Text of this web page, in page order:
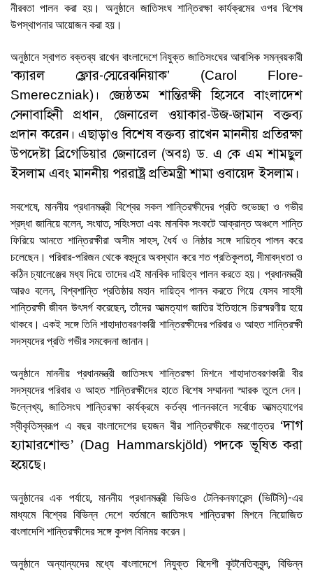
নীরবতা পালন করা হয়। অনুষ্ঠানে জাতিসংঘ শান্তিরক্ষা কার্যক্রমের ওপর বিশেষ
উপস্থাপনার আয়োজন করা হয়।
অনুষ্ঠানে স্বাগত বক্তব্য রাখেন বাংলাদেশে নিযুক্ত জাতিসংঘের আবাসিক সমন্বয়কারী
‘ক্যারল ফ্লোর-স্মেরেঝনিয়াক’ (Carol Flore-
Smereczniak)। জ্যেষ্ঠতম শান্তিরক্ষী হিসেবে বাংলাদেশ
সেনাবাহিনী প্রধান, জেনারেল ওয়াকার-উজ-জামান বক্তব্য
প্রদান করেন। এছাড়াও বিশেষ বক্তব্য রাখেন মাননীয় প্রতিরক্ষা
উপদেষ্টা ব্রিগেডিয়ার জেনারেল (অবঃ) ড. এ কে এম শামছুল
ইসলাম এবং মাননীয় পররাষ্ট্র প্রতিমন্ত্রী শামা ওবায়েদ ইসলাম।
সবশেষে, মাননীয় প্রধানমন্ত্রী বিশ্বের সকল শান্তিরক্ষীদের প্রতি শুভেচ্ছা ও গভীর
শ্রদ্ধা জানিয়ে বলেন, সংঘাত, সহিংসতা এবং মানবিক সংকটে আক্রান্ত অঞ্চলে শান্তি
ফিরিয়ে আনতে শান্তিরক্ষীরা অসীম সাহস, ধৈর্য ও নিষ্ঠার সঙ্গে দায়িত্ব পালন করে
চলেছেন। পরিবার-পরিজন থেকে বহুদূরে অবস্থান করে শত প্রতিকূলতা, সীমাবদ্ধতা ও
কঠিন চ্যালেঞ্জের মধ্য দিয়ে তাদের এই মানবিক দায়িত্ব পালন করতে হয়। প্রধানমন্ত্রী
আরও বলেন, বিশ্বশান্তি প্রতিষ্ঠার মহান দায়িত্ব পালন করতে গিয়ে যেসব সাহসী
শান্তিরক্ষী জীবন উৎসর্গ করেছেন, তাঁদের আত্মত্যাগ জাতির ইতিহাসে চিরস্মরণীয় হয়ে
থাকবে। একই সঙ্গে তিনি শাহাদাতবরণকারী শান্তিরক্ষীদের পরিবার ও আহত শান্তিরক্ষী
সদস্যদের প্রতি গভীর সমবেদনা জানান।
অনুষ্ঠানে মাননীয় প্রধানমন্ত্রী জাতিসংঘ শান্তিরক্ষা মিশনে শাহাদাতবরণকারী বীর
সদস্যদের পরিবার ও আহত শান্তিরক্ষীদের হাতে বিশেষ সম্মাননা স্মারক তুলে দেন।
উল্লেখ্য, জাতিসংঘ শান্তিরক্ষা কার্যক্রমে কর্তব্য পালনকালে সর্বোচ্চ আত্মত্যাগের
স্বীকৃতিস্বরূপ এ বছর বাংলাদেশের ছয়জন বীর শান্তিরক্ষীকে মরণোত্তর ‘দাগ
হ্যামারশোল্ড’ (Dag Hammarskjöld) পদকে ভূষিত করা
হয়েছে।
অনুষ্ঠানের এক পর্যায়ে, মাননীয় প্রধানমন্ত্রী ভিডিও টেলিকনফারেন্স (ভিটিসি)-এর
মাধ্যমে বিশ্বের বিভিন্ন দেশে বর্তমানে জাতিসংঘ শান্তিরক্ষা মিশনে নিয়োজিত
বাংলাদেশি শান্তিরক্ষীদের সঙ্গে কুশল বিনিময় করেন।
অনুষ্ঠানে অন্যান্যদের মধ্যে বাংলাদেশে নিযুক্ত বিদেশী কূটনৈতিকবৃন্দ, বিভিন্ন